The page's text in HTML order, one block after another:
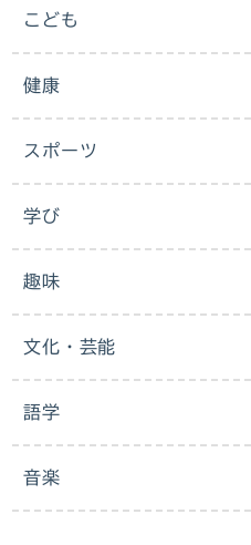
こども
健康
スポーツ
学び
趣味
文化・芸能
語学
音楽